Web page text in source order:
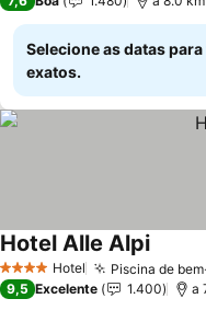
Selecione as datas
exatos.
4 EstrelasHotel Piscina de
Hotel Alle AlpiVer
9,5 Excelente 1.400 a